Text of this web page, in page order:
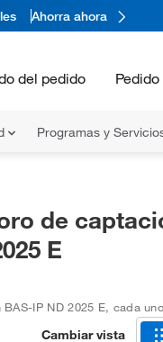
Ahorra ahora
del pedido
Programas y
de
E
IP ND 2025 E, cada
Cambiar vista